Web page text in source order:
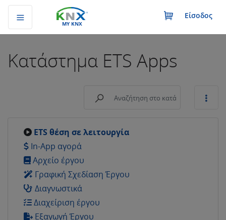
MY KNX
Είσοδος
Κατάστημα ETS Apps
ETS θέση σε λειτουργία
In-App αγορά
Αρχείο έργου
Γραφική Σχεδίαση Έργου
Διαγνωστικά
Διαχείριση έργου
Εξαγωγή Έργου